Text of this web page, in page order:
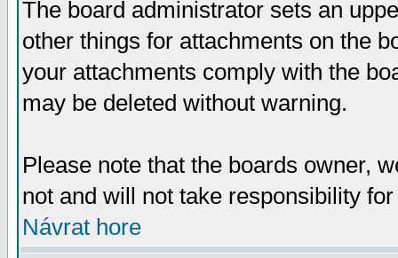
The board administrator sets an
other things for attachments on the
your attachments comply with the
may be deleted without warning.
Please note that the boards owner,
not and will not take responsibility
Návrat hore